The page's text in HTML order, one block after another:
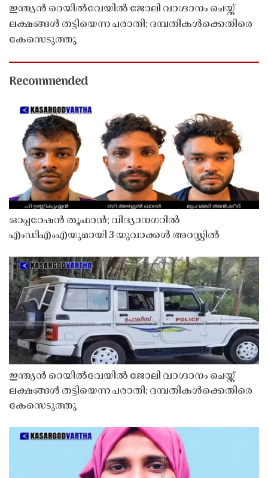
ഇന്ത്യൻ റെയിൽവേയിൽ ജോലി വാഗ്ദാനം ചെയ്ത്
ലക്ഷങ്ങൾ തട്ടിയെന്ന പരാതി; ദമ്പതികൾക്കെതിരെ
കേസെടുത്തു
Recommended
ഓപ്പറേഷൻ തൂഫാൻ; വിദ്യാനഗറിൽ
എംഡിഎംഎയുമായി 3 യുവാക്കൾ അറസ്റ്റിൽ
ഇന്ത്യൻ റെയിൽവേയിൽ ജോലി വാഗ്ദാനം ചെയ്ത്
ലക്ഷങ്ങൾ തട്ടിയെന്ന പരാതി; ദമ്പതികൾക്കെതിരെ
കേസെടുത്തു